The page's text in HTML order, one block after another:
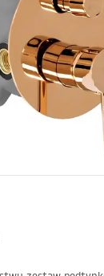
i meble łazienkowe